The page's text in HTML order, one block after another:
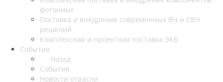
фотоники
Поставка и внедрение современных ВЧ и СВЧ
решений
Комплексная и проектная поставка ЭКБ
События
Назад
События
Новости отрасли